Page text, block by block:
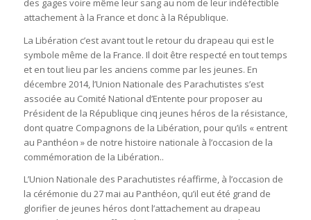
des gages voire même leur sang au nom de leur indéfectible
attachement à la France et donc à la République.
La Libération c’est avant tout le retour du drapeau qui est le
symbole même de la France. Il doit être respecté en tout temps
et en tout lieu par les anciens comme par les jeunes. En
décembre 2014, l’Union Nationale des Parachutistes s’est
associée au Comité National d’Entente pour proposer au
Président de la République cinq jeunes héros de la résistance,
dont quatre Compagnons de la Libération, pour qu’ils « entrent
au Panthéon » de notre histoire nationale à l’occasion de la
commémoration de la Libération..
L’Union Nationale des Parachutistes réaffirme, à l’occasion de
la cérémonie du 27 mai au Panthéon, qu’il eut été grand de
glorifier de jeunes héros dont l’attachement au drapeau